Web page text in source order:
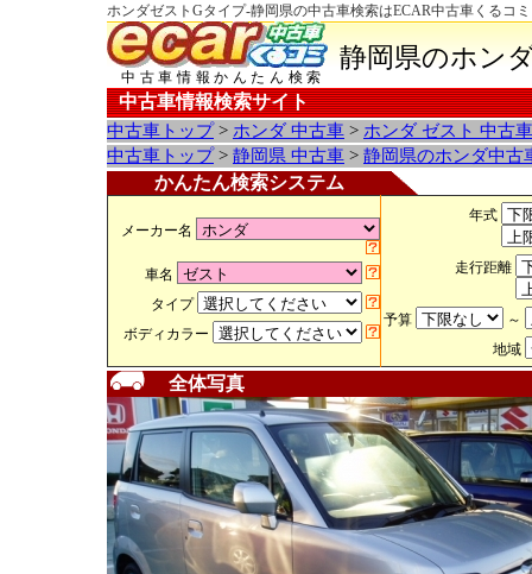
ホンダゼストGタイプ-静岡県の中古車検索はECAR中古車くるコミ
中古車情報かんたん検索
静岡県のホン
中古車情報検索サイト
中古車トップ> ホンダ 中古車 > ホンダ ゼスト 中古
中古車トップ> 静岡県 中古車 > 静岡県のホンダ中古
かんたん検索システム
メーカー名
車名
タイプ
ボディカラー
年式
走行距離
予算
～
地域
全体写真